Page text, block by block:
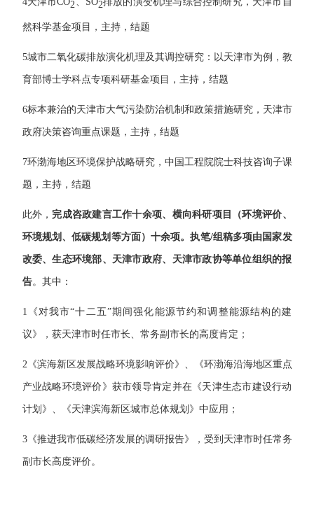
2 2
然科学基金项目，主持，结题
5城市二氧化碳排放演化机理及其调控研究：以天津市为例，教
育部博士学科点专项科研基金项目，主持，结题
6标本兼治的天津市大气污染防治机制和政策措施研究，天津市
政府决策咨询重点课题，主持，结题
7环渤海地区环境保护战略研究，中国工程院院士科技咨询子课
题，主持，结题
此外， 完成咨政建言工作十余项、横向科研项目（环境评价、
环境规划、低碳规划等方面）十余项。执笔/组稿多项由国家发
改委、生态环境部、天津市政府、天津市政协等单位组织的报
告。其中：
1 《对我市“十二五”期间强化能源节约和调整能源结构的建
议》，获天津市时任市长、常务副市长的高度肯定；
2《滨海新区发展战略环境影响评价》、《环渤海沿海地区重点
产业战略环境评价》获市领导肯定并在《天津生态市建设行动
计划》、《天津滨海新区城市总体规划》中应用；
3《推进我市低碳经济发展的调研报告》，受到天津市时任常务
副市长高度评价。